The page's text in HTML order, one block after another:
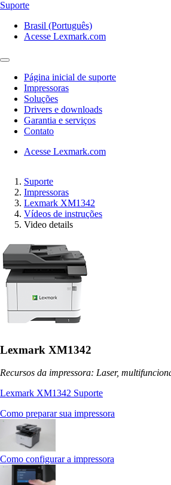
Suporte
Brasil (Português)
Acesse Lexmark.com
Página inicial de suporte
Impressoras
Soluções
Drivers e downloads
Garantia e serviços
Contato
Acesse Lexmark.com
Suporte
Impressoras
Lexmark XM1342
Vídeos de instruções
Video details
Lexmark XM1342
Recursos da impressora: Laser,
Lexmark XM1342 Suporte
Como preparar sua impressora
Como configurar a impressora